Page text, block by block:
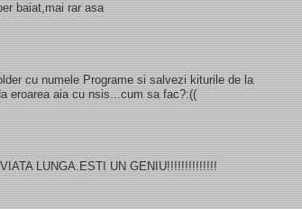
baiat,mai rar asa
cu numele Programe si salvezi kiturile de la
eroarea aia cu nsis...cum sa fac?:((
LUNGA.ESTI UN GENIU!!!!!!!!!!!!!!